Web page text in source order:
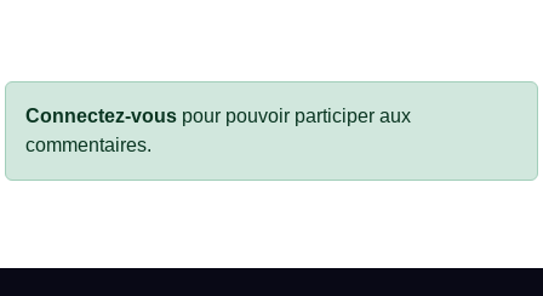
Connectez-vous pour pouvoir participer aux
commentaires.